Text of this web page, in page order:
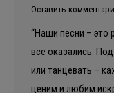
Оставить
“Наши песни –
все оказались.
или танцевать –
ценим и любим